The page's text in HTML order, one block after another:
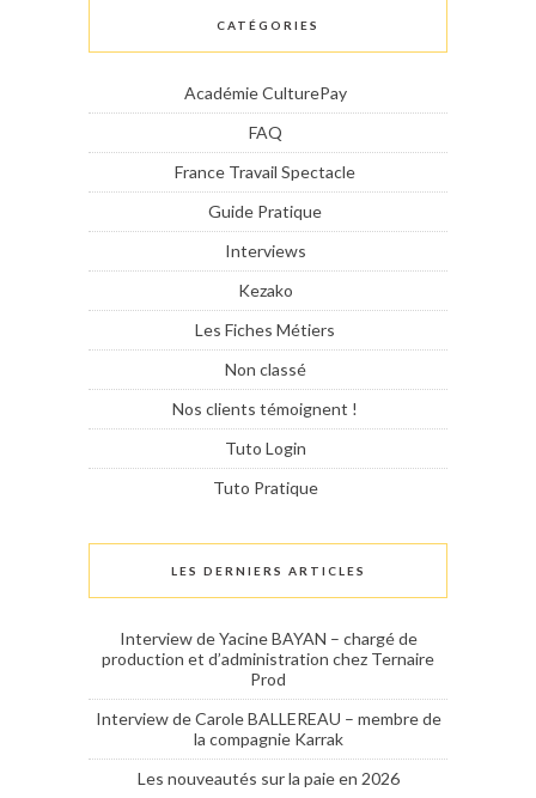
CATÉGORIES
Académie CulturePay
FAQ
France Travail Spectacle
Guide Pratique
Interviews
Kezako
Les Fiches Métiers
Non classé
Nos clients témoignent !
Tuto Login
Tuto Pratique
LES DERNIERS ARTICLES
Interview de Yacine BAYAN – chargé de
production et d’administration chez Ternaire
Prod
Interview de Carole BALLEREAU – membre de
la compagnie Karrak
Les nouveautés sur la paie en 2026